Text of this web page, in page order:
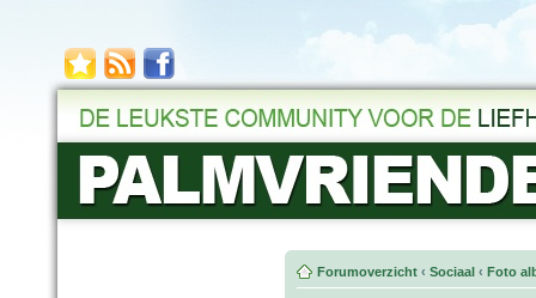
Forumoverzicht ‹ Sociaal ‹ Foto